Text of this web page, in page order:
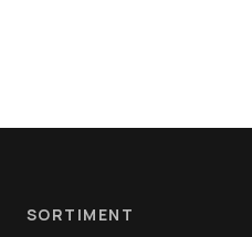
SORTIMENT